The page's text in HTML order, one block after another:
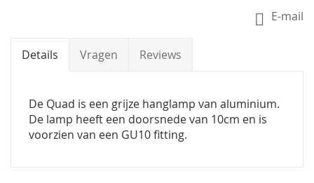
E-mail
Details Vragen Reviews
De Quad is een grijze hanglamp van aluminium.
De lamp heeft een doorsnede van 10cm en is
voorzien van een GU10 fitting.